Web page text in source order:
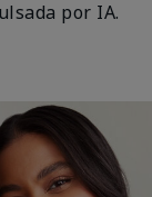
por IA.